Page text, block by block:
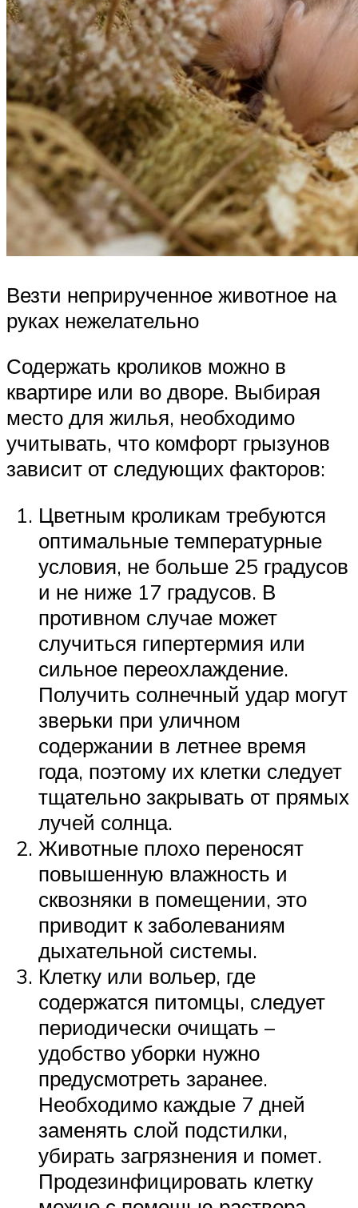
Везти неприрученное животное на
руках нежелательно
Содержать кроликов можно в
квартире или во дворе. Выбирая
место для жилья, необходимо
учитывать, что комфорт грызунов
зависит от следующих факторов:
Цветным кроликам требуются
оптимальные температурные
условия, не больше 25 градусов
и не ниже 17 градусов. В
противном случае может
случиться гипертермия или
сильное переохлаждение.
Получить солнечный удар могут
зверьки при уличном
содержании в летнее время
года, поэтому их клетки следует
тщательно закрывать от прямых
лучей солнца.
Животные плохо переносят
повышенную влажность и
сквозняки в помещении, это
приводит к заболеваниям
дыхательной системы.
Клетку или вольер, где
содержатся питомцы, следует
периодически очищать –
удобство уборки нужно
предусмотреть заранее.
Необходимо каждые 7 дней
заменять слой подстилки,
убирать загрязнения и помет.
Продезинфицировать клетку